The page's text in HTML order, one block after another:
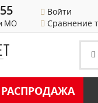
МО
Войти
Сравнение
РАСПРОДАЖА